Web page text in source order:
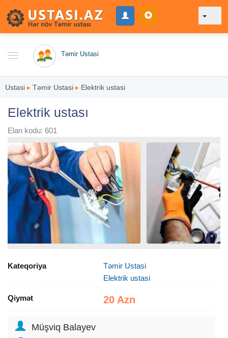
Təmir Ustasi
Ustasi ▸ Təmir Ustasi ▸ Elektrik ustasi
Elektrik ustası
Elan kodu: 601
Kateqoriya
Təmir Ustasi
Elektrik ustasi
Qiymət 20 Azn
Müşviq Balayev